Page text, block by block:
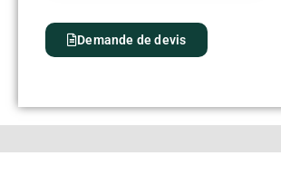
Demande de devis